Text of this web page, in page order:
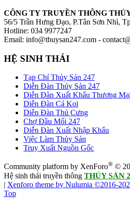
CÔNG TY TRUYỀN THÔNG
56/5 Trần Hưng Đạo, P.Tân Sơn Nhì,
Hotline: 034 9977247
Email: info@thuysan247.com -
HỆ SINH THÁI
Tạp Chí Thủy Sản 247
Diễn Đàn Thủy Sản 247
Diễn Đàn Xuất Khẩu Thương Mại
Diễn Đàn Cá Koi
Diễn Đàn Thú Cưng
Chợ Đầu Mối 247
Diễn Đàn Xuất Nhập Khẩu
Việc Làm Thủy Sản
Truy Xuất Nguồn Gốc
Community platform by XenForo® ©
Hệ sinh thái truyền thông THỦY SẢN
| Xenforo theme by Nulumia ©2016-
Top